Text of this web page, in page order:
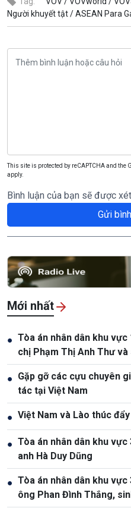
Người khuyết tật /ASEAN Para
This site is protected by reCAPTCHA and the
apply.
Bình luận của bạn sẽ được
Gửi
Mới nhất
● Tòa án nhân dân khu
chị Phạm Thị Anh Thư và
● Gặp gỡ các cựu chuyên
tác tại Việt Nam
● Việt Nam và Lào thúc
● Tòa án nhân dân khu
anh Hà Duy Dũng
● Tòa án nhân dân khu
ông Phan Đình Thắng,